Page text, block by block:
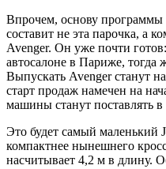
Впрочем, основу программы
составит не эта парочка, а
Avenger. Он уже почти
автосалоне в Париже, тогда
Выпускать Avenger станут
старт продаж намечен на
машины станут
Это будет самый маленький
компактнее нынешнего
насчитывает 4,2 м в длину.